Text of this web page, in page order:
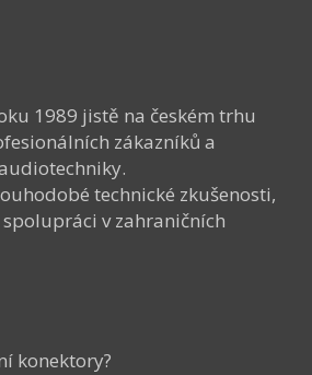
1989 jistě na českém trhu
zákazníků a
technické zkušenosti,
v zahraničních
konektory?